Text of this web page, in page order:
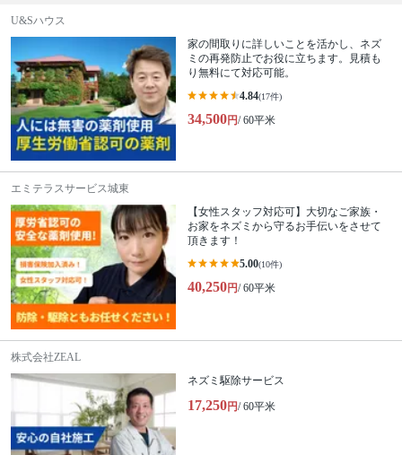
U&Sハウス
家の間取りに詳しいことを活かし、ネズ
ミの再発防止でお役に立ちます。見積も
り無料にて対応可能。
4.84(17件)
34,500円/ 60平米
エミテラスサービス城東
【女性スタッフ対応可】大切なご家族・
お家をネズミから守るお手伝いをさせて
頂きます！
5.00(10件)
40,250円/ 60平米
株式会社ZEAL
ネズミ駆除サービス
17,250円/ 60平米